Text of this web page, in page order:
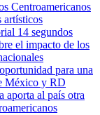
Centroamericanos
artísticos
14 segundos
el impacto de los
para una
México y RD
aporta al país otra